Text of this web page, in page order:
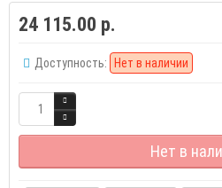
24 115.00 р.
Доступность: Нет в наличии
Нет в